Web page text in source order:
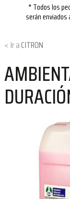
* Todos los
serán enviados
CITRON